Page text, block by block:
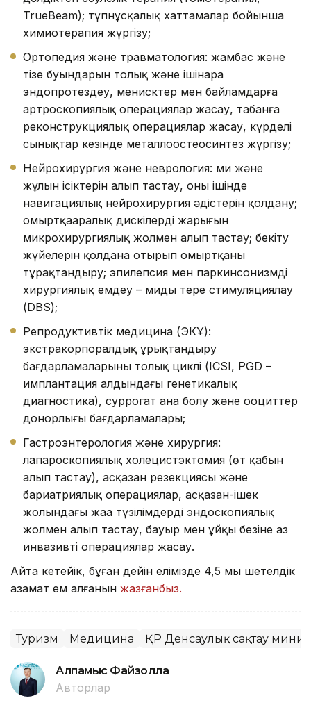
TrueBeam); түпнұсқалық хаттамалар бойынша
химиотерапия жүргізу;
Ортопедия және травматология: жамбас және
тізе буындарын толық және ішінара
эндопротездеу, менисктер мен байламдарға
артроскопиялық операциялар жасау, табанға
реконструкциялық операциялар жасау, күрделі
сынықтар кезінде металлоостеосинтез жүргізу;
Нейрохирургия және неврология: ми және
жұлын ісіктерін алып тастау, оның ішінде
навигациялық нейрохирургия әдістерін қолдану;
омыртқааралық дискілердің жарығын
микрохирургиялық жолмен алып тастау; бекіту
жүйелерін қолдана отырып омыртқаны
тұрақтандыру; эпилепсия мен паркинсонизмді
хирургиялық емдеу – миды терең стимуляциялау
(DBS);
Репродуктивтік медицина (ЭКҰ):
экстракорпоралдық ұрықтандыру
бағдарламаларының толық циклі (ICSI, PGD –
имплантация алдындағы генетикалық
диагностика), суррогат ана болу және ооциттер
донорлығы бағдарламалары;
Гастроэнтерология және хирургия:
лапароскопиялық холецистэктомия (өт қабын
алып тастау), асқазан резекциясы және
бариатриялық операциялар, асқазан-ішек
жолындағы жаңа түзілімдерді эндоскопиялық
жолмен алып тастау, бауыр мен ұйқы безіне аз
инвазивті операциялар жасау.
Айта кетейік, бұған дейін елімізде 4,5 мың шетелдік
азамат ем алғанын жазғанбыз.
Туризм Медицина ҚР Денсаулық сақтау
Алпамыс Файзолла
Авторлар